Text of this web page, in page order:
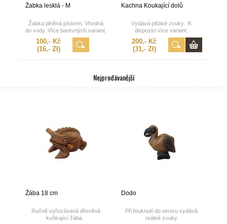
Žabka lesklá - M
Žabka plněná pískem. Vhodná
do vody. Více barevných variant.
100,- Kč
(16,- Zł)
Kachna Koukající dolů
Vydává pištivé zvuky. K
dispozici více variant.
200,- Kč
(31,- Zł)
Nejprodávanější
Žába 18 cm
Ručně vyřezávaná dřevěná
kuňkající žába.
Dodo
Při fouknutí do otvoru vydává
reálné zvuky